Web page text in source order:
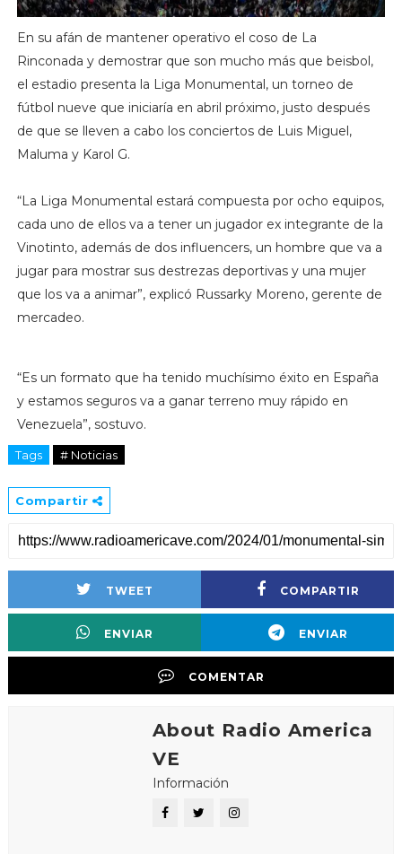
En su afán de mantener operativo el coso de La
Rinconada y demostrar que son mucho más que beisbol,
el estadio presenta la Liga Monumental, un torneo de
fútbol nueve que iniciaría en abril próximo, justo después
de que se lleven a cabo los conciertos de Luis Miguel,
Maluma y Karol G.
“La Liga Monumental estará compuesta por ocho equipos,
cada uno de ellos va a tener un jugador ex integrante de la
Vinotinto, además de dos influencers, un hombre que va a
jugar para mostrar sus destrezas deportivas y una mujer
que los va a animar”, explicó Russarky Moreno, gerente de
mercadeo.
“Es un formato que ha tenido muchísimo éxito en España
y estamos seguros va a ganar terreno muy rápido en
Venezuela”, sostuvo.
Tags # Noticias
Compartir
TWEET COMPARTIR
ENVIAR ENVIAR
COMENTAR
About Radio America
VE
Información